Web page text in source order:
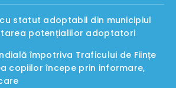
statut adoptabil din municipiul
potențialilor adoptatori
împotriva Traficului de Ființe
copiilor începe prin informare,